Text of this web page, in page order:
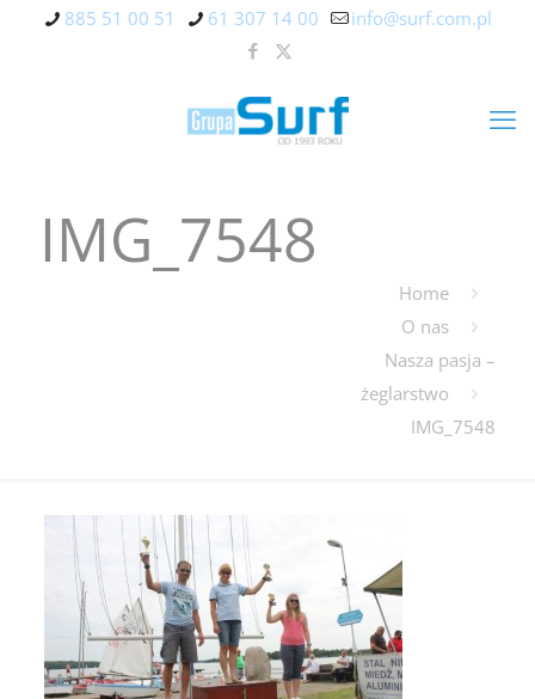
885 51 00 51 61 307 14 00 info@surf.com.pl
IMG_7548
Home
O nas
Nasza pasja –
żeglarstwo
IMG_7548